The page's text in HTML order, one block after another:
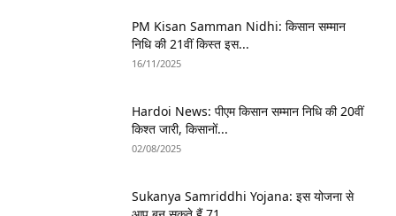
PM Kisan Samman Nidhi: किसान सम्मान
निधि की 21वीं किस्त इस...
16/11/2025
Hardoi News: पीएम किसान सम्मान निधि की 20वीं
किश्त जारी, किसानों...
02/08/2025
Sukanya Samriddhi Yojana: इस योजना से